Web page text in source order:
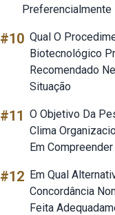
Preferencialmente
#10 Qual O
Biotecnológico
Recomendado
Situação
#11 O Objetivo Da
Clima
Em Compreender
#12 Em Qual
Concordância
Feita